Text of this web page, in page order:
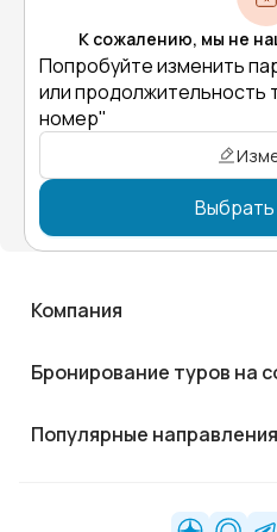
К сожалению, мы не
Попробуйте изменить
или продолжительность
номер"
Компания
Бронирование туров на
Популярные направления